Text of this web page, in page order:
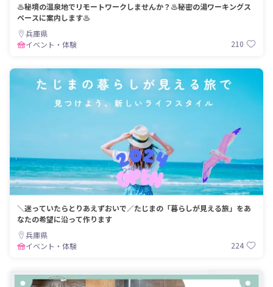
♨秘境の温泉地でリモートワークしませんか？♨秘密の湯ワーキングス
ペースに案内します♨
兵庫県
イベント・体験
210
＼迷っていたらとりあえずおいで／たじまの「暮らしが見える旅」をあ
なたの希望に沿って作ります
兵庫県
イベント・体験
224